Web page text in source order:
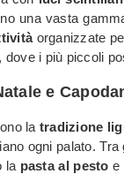
una vasta
organizzate
, dove i più piccoli
e
la tradizione
ogni palato. Tra
la pasta al pesto e